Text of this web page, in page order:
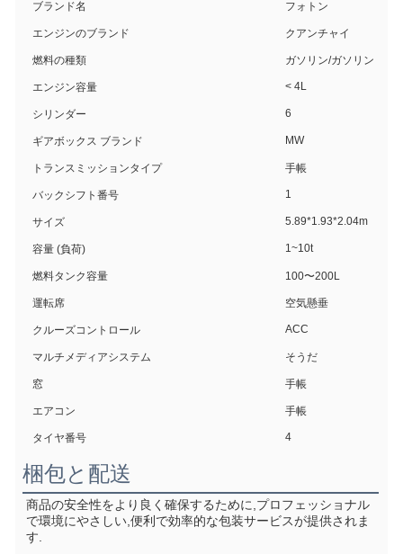
ブランド名 フォトン
エンジンのブランド クアンチャイ
燃料の種類 ガソリン/ガソリン
エンジン容量 < 4L
シリンダー 6
ギアボックス ブランド MW
トランスミッションタイプ 手帳
バックシフト番号 1
サイズ 5.89*1.93*2.04m
容量 (負荷) 1~10t
燃料タンク容量 100〜200L
運転席 空気懸垂
クルーズコントロール ACC
マルチメディアシステム そうだ
窓 手帳
エアコン 手帳
タイヤ番号 4
梱包と配送
商品の安全性をより良く確保するために,プロフェッショナル
で環境にやさしい,便利で効率的な包装サービスが提供されま
す.